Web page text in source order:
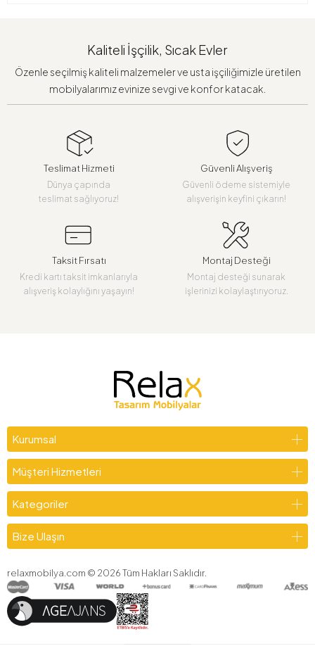
Kaliteli İşçilik, Sıcak Evler
Özenle seçilmiş kaliteli malzemeler ve usta işçiliğimizle üretilen
mobilyalarımız evinize sevgi ve konfor katacak.
Teslimat Hizmeti
Dünya çapında
teslimat sağlıyoruz!
Güvenli Alışveriş
Güvenli ödeme sistemiyle
alışverişin keyfini çıkarın!
Taksit Fırsatı
Kredi kartı taksit imkanlarıyla
alışveriş kolaylığını yaşayın!
Montaj Desteği
Montaj desteği sunarak
işlerinizi kolaylaştırıyoruz.
Kurumsal
Müşteri Hizmetleri
Kategoriler
Bize Ulaşın
relaxmobilya.com © 2026Tüm Hakları Saklıdır.